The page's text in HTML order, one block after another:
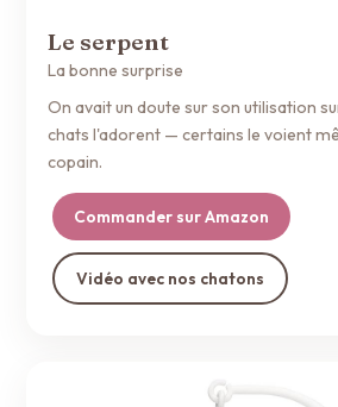
Le serpent
La bonne surprise
On avait un doute sur son utilisation
chats l'adorent — certains le voient
copain.
Commander sur Amazon
Vidéo avec nos chatons